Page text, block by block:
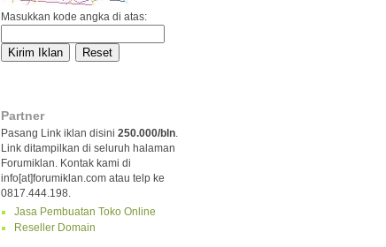
Masukkan kode angka di atas:
Partner
Pasang Link iklan disini 250.000/bln.
Link ditampilkan di seluruh halaman
Forumiklan. Kontak kami di
info[at]forumiklan.com atau telp ke
0817.444.198.
Jasa Pembuatan Toko Online
Reseller Domain